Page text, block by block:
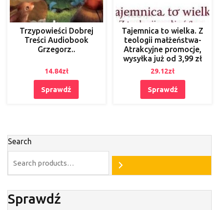
Trzypowieści Dobrej
Treści Audiobook
Grzegorz..
14.84zł
Sprawdź
Tajemnica to wielka. Z
teologii małżeństwa-
Atrakcyjne promocje,
wysyłka już od 3,99 zł
29.12zł
Sprawdź
Search
Sprawdź